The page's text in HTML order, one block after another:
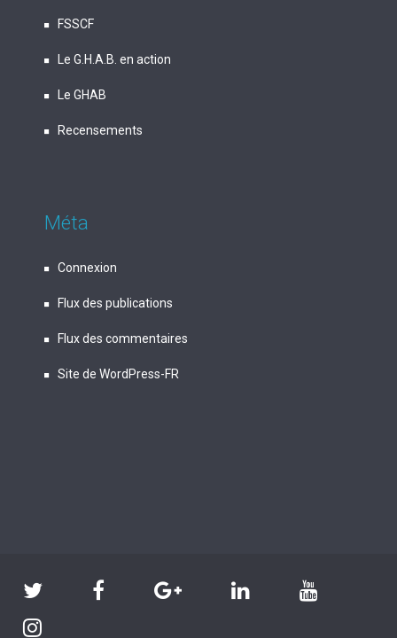
FSSCF
Le G.H.A.B. en action
Le GHAB
Recensements
Méta
Connexion
Flux des publications
Flux des commentaires
Site de WordPress-FR